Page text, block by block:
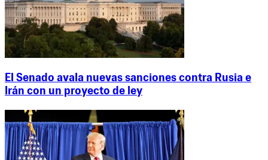
El Senado avala nuevas sanciones contra Rusia e
Irán con un proyecto de ley